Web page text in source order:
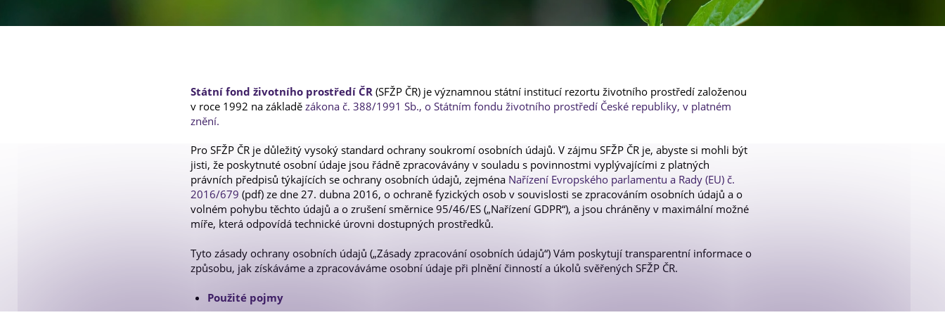
Newsletter OPST
Státní fond životního prostředí ČR(SFŽP ČR) je významnou státní institucí rezortu životního prostředí založenou
v roce 1992 na základězákona č. 388/1991 Sb., o Státním fondu životního prostředí České republiky, v platném
znění.
Pro SFŽP ČR je důležitý vysoký standard ochrany soukromí osobních údajů. V zájmu SFŽP ČR je, abyste si mohli být
jisti, že poskytnuté osobní údaje jsou řádně zpracovávány v souladu s povinnostmi vyplývajícími z platných
právních předpisů týkajících se ochrany osobních údajů, zejména Nařízení Evropského parlamentu a Rady (EU) č.
2016/679 (pdf) ze dne 27. dubna 2016, o ochraně fyzických osob v souvislosti se zpracováním osobních údajů a o
volném pohybu těchto údajů a o zrušení směrnice 95/46/ES („Nařízení GDPR“), a jsou chráněny v maximální možné
míře, která odpovídá technické úrovni dostupných prostředků.
Tyto zásady ochrany osobních údajů („Zásady zpracování osobních údajů“) Vám poskytují transparentní informace o
způsobu, jak získáváme a zpracováváme osobní údaje při plnění činností a úkolů svěřených SFŽP ČR.
Použité pojmy